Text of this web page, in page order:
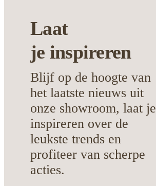
Laat
je inspireren
Blijf op de hoogte van
het laatste nieuws uit
onze showroom, laat je
inspireren over de
leukste trends en
profiteer van scherpe
acties.